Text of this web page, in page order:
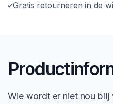
Gratis retourneren in de
Wie wordt er niet nou blij